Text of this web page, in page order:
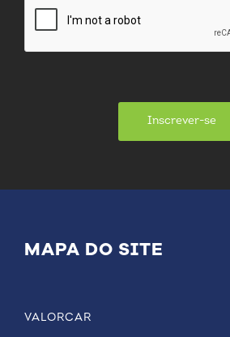
Inscrever-se
MAPA DO SITE
VALORCAR